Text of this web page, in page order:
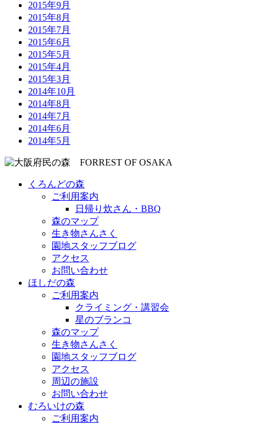
2015年9月
2015年8月
2015年7月
2015年6月
2015年5月
2015年4月
2015年3月
2014年10月
2014年8月
2014年7月
2014年6月
2014年5月
くろんどの森
ご利用案内
日帰り炊さん・BBQ
森のマップ
生き物さんさく
園地スタッフブログ
アクセス
お問い合わせ
ほしだの森
ご利用案内
クライミング・講習会
星のブランコ
森のマップ
生き物さんさく
園地スタッフブログ
アクセス
周辺の施設
お問い合わせ
むろいけの森
ご利用案内